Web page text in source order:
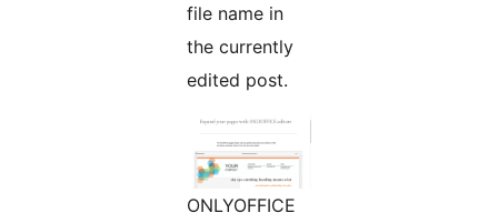
file name in
the currently
edited post.
ONLYOFFICE